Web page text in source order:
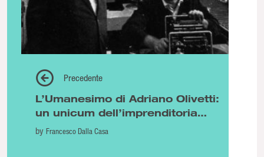
Precedente
L’Umanesimo di Adriano Olivetti:
un unicum dell’imprenditoria
italiana
by Francesco Dalla Casa